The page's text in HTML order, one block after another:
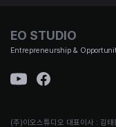
EO STUDIO
Entrepreneurship &
(주)이오스튜디오 대표이사 : 김